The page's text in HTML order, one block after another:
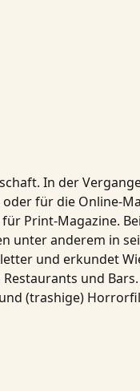
In der
für die Online-
Print-Magazine.
unter anderem in
und erkundet
und
(trashige)